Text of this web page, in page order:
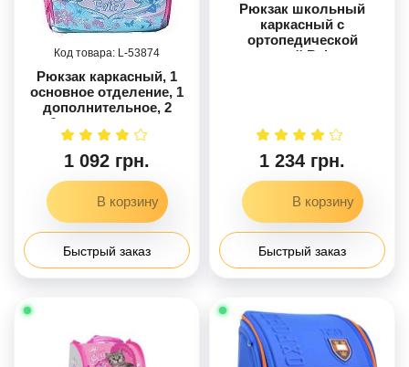
53874
Рюкзак каркасный, 1
основное отделение, 1
дополнительное, 2
боковых кармана
1 092 грн.
Быстрый заказ
Рюкзак школьный
каркасный с
ортопедической
спинкой Balance
1 234 грн.
Быстрый заказ